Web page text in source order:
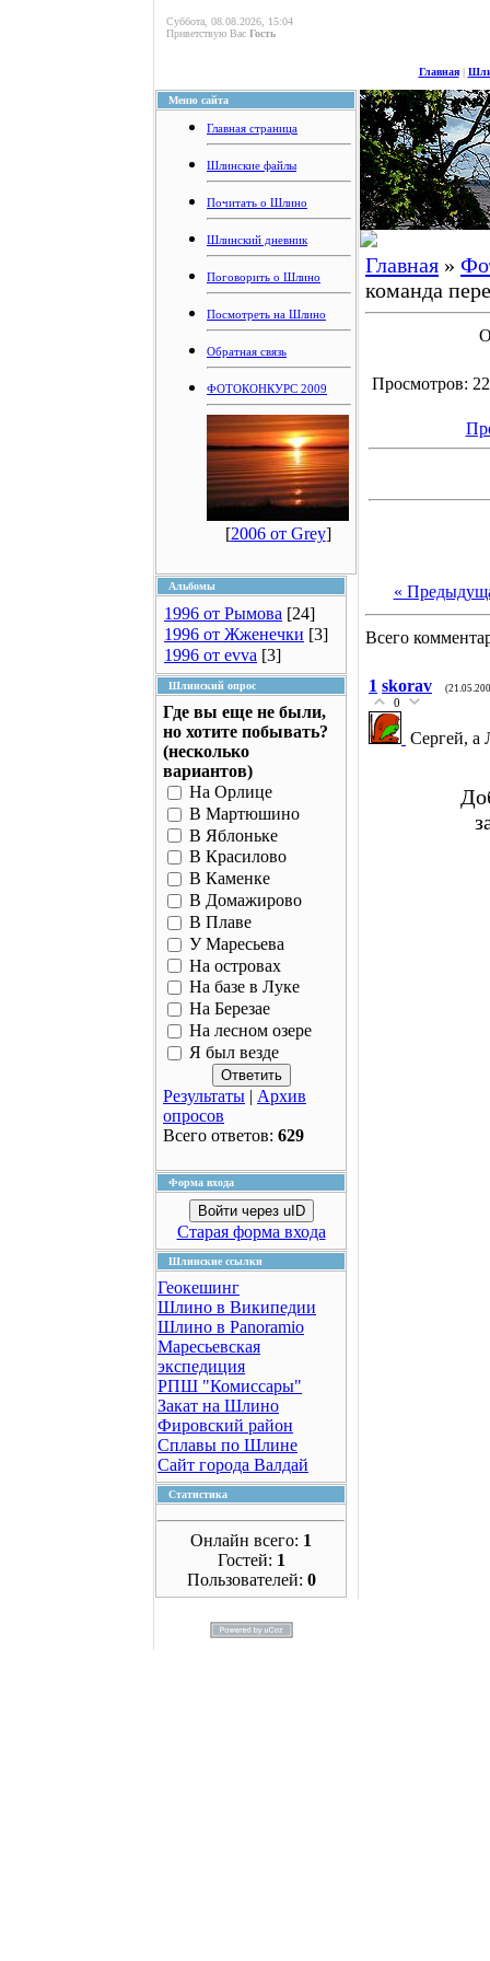
Суббота, 08.08.2026, 15:04
Приветствую Вас Гость
Главная|
Меню сайта
Главная страница
Шлинские файлы
Почитать о Шлино
Шлинский дневник
Поговорить о Шлино
Посмотреть на Шлино
Обратная связь
ФОТОКОНКУРС 2009
[2006 от Grey]
Альбомы
1996 от Рымова [24]
1996 от Жженечки [3]
1996 от evva [3]
Шлинский опрос
Где вы еще не были,
но хотите побывать?
(несколько
вариантов)
На Орлице
В Мартюшино
В Яблоньке
В Красилово
В Каменке
В Домажирово
В Плаве
У Маресьева
На островах
На базе в Луке
На Березае
На лесном озере
Я был везде
Результаты | Архив
опросов
Всего ответов: 629
Форма входа
Войти через uID
Старая форма входа
Шлинские ссылки
Геокешинг
Шлино в Википедии
Шлино в Panoramio
Маресьевская
экспедиция
РПШ "Комиссары"
Закат на Шлино
Фировский район
Сплавы по Шлине
Сайт города Валдай
Статистика
Онлайн всего: 1
Гостей: 1
Пользователей: 0
Главная »
команда
Просмотров:
«
Всего
1 skorav
0
Сергей, а